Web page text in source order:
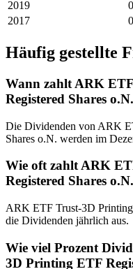
2019
2017
Häufig gestellte
Wann zahlt ARK
Registered Shares
Die Dividenden von ARK
Shares o.N. werden im
Wie oft zahlt ARK
Registered Shares
ARK ETF Trust-3D Printing
die Dividenden jährlich aus.
Wie viel Prozent
3D Printing ETF